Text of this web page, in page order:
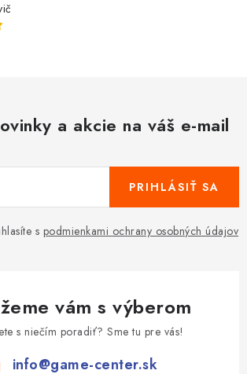
a akcie na váš e-mail
s podmienkami ochrany osobných údajov
PRIHLÁSIŤ SA
vám s výberom
s niečím poradiť? Sme tu pre vás!
info@game-center.sk